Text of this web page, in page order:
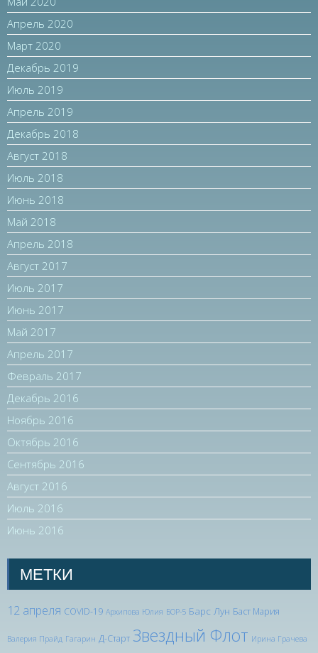
Апрель 2020
Март 2020
Декабрь 2019
Июль 2019
Апрель 2019
Декабрь 2018
Август 2018
Июль 2018
Июнь 2018
Май 2018
Апрель 2018
Август 2017
Июль 2017
Июнь 2017
Май 2017
Апрель 2017
Февраль 2017
Декабрь 2016
Ноябрь 2016
Октябрь 2016
Сентябрь 2016
Август 2016
Июль 2016
Июнь 2016
МЕТКИ
12 апреля COVID-19 Архипова Юлия БОР-5 Барс Лун Баст Мария
Валерия Прайд Гагарин Д-Старт Звездный Флот Ирина Грачева